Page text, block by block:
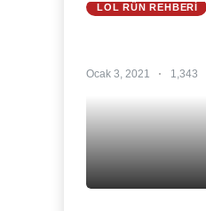
LOL RÜN REHBERI
Ocak 3, 2021 1,343